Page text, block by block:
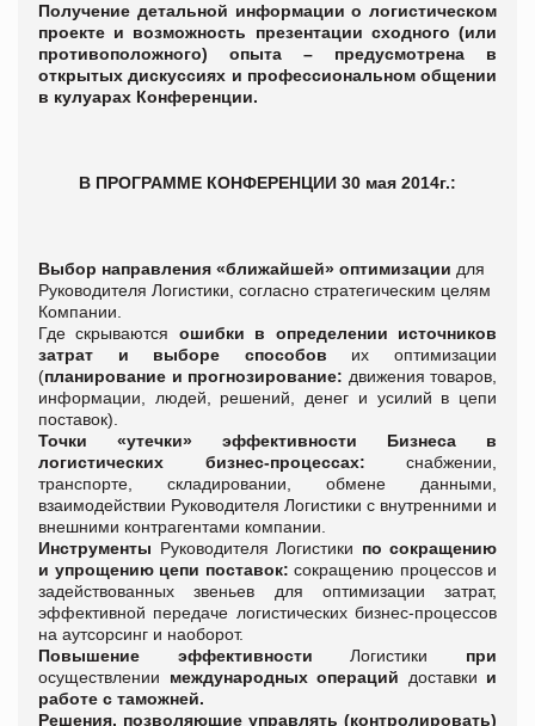
Получение детальной информации о логистическом
проекте и возможность презентации сходного (или
противоположного) опыта – предусмотрена в
открытых дискуссиях и профессиональном общении
в кулуарах Конференции.
В ПРОГРАММЕ КОНФЕРЕНЦИИ 30 мая 2014г.:
Выбор направления «ближайшей» оптимизации для
Руководителя Логистики, согласно стратегическим целям
Компании.
Где скрываются ошибки в определении источников
затрат и выборе способов их оптимизации
(планирование и прогнозирование: движения товаров,
информации, людей, решений, денег и усилий в цепи
поставок).
Точки «утечки» эффективности Бизнеса в
логистических бизнес-процессах: снабжении,
транспорте, складировании, обмене данными,
взаимодействии Руководителя Логистики с внутренними и
внешними контрагентами компании.
Инструменты Руководителя Логистики по сокращению
и упрощению цепи поставок: сокращению процессов и
задействованных звеньев для оптимизации затрат,
эффективной передаче логистических бизнес-процессов
на аутсорсинг и наоборот.
Повышение эффективностиЛогистики при
осуществлении международных операций доставки и
работе с таможней.
Решения, позволяющие управлять (контролировать)